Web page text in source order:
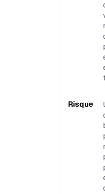
Risque